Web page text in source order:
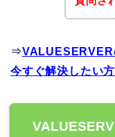
⇒VALUESERVER
今すぐ解決したい